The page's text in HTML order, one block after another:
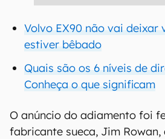
Volvo EX90 não vai deixar
estiver bêbado
Quais são os 6 níveis de
Conheça o que significam
O anúncio do adiamento foi
fabricante sueca, Jim